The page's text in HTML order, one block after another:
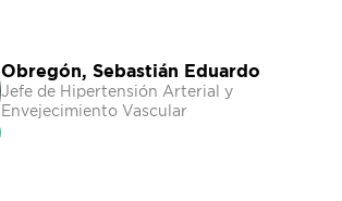
Obregón, Sebastián Eduardo
Jefe de Hipertensión Arterial y
Envejecimiento Vascular